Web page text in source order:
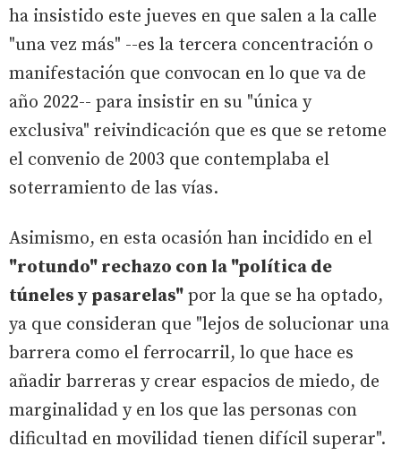
ha insistido este jueves en que salen a la calle
"una vez más" --es la tercera concentración o
manifestación que convocan en lo que va de
año 2022-- para insistir en su "única y
exclusiva" reivindicación que es que se retome
el convenio de 2003 que contemplaba el
soterramiento de las vías.
Asimismo, en esta ocasión han incidido en el
"rotundo" rechazo con la "política de
túneles y pasarelas" por la que se ha optado,
ya que consideran que "lejos de solucionar una
barrera como el ferrocarril, lo que hace es
añadir barreras y crear espacios de miedo, de
marginalidad y en los que las personas con
dificultad en movilidad tienen difícil superar".